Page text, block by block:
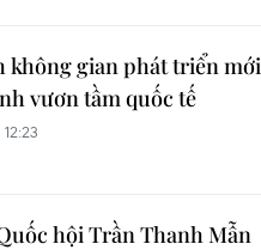
gian phát triển mới
vươn tầm quốc tế
hội Trần Thanh Mẫn